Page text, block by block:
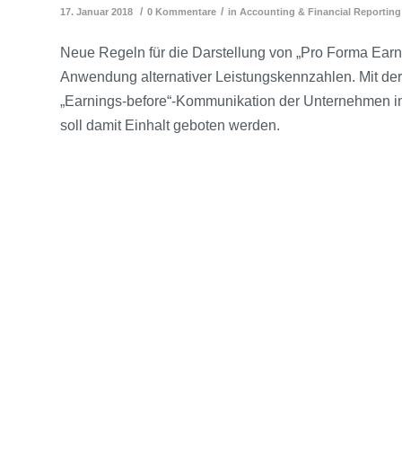
17. Januar 2018 / 0 Kommentare / in Accounting & Financial Reporting
Neue Regeln für die Darstellung von „Pro Forma
Anwendung alternativer Leistungskennzahlen. Mit
„Earnings-before“-Kommunikation der
soll damit Einhalt geboten werden.